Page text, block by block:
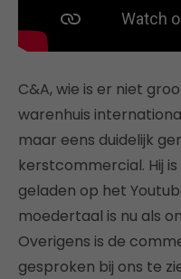
C&A, wie is er niet
warenhuis
maar eens duidelijk
kerstcommercial. Hij
geladen op het
moedertaal is nu als
Overigens is de
gesproken bij ons te